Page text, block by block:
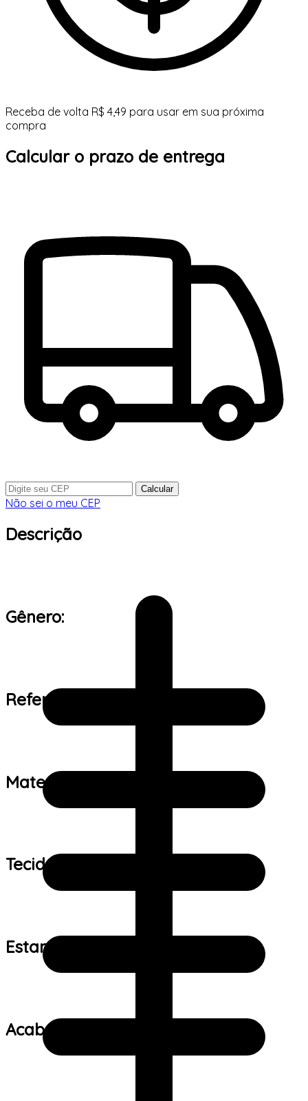
Receba de volta R$ 4,49 para usar em sua próxima
compra
Calcular o prazo de entrega
Calcular
Não sei o meu CEP
Descrição
Gênero:
Referência de tamanho:
Material:
Tecido:
Estampa:
Acabamento: